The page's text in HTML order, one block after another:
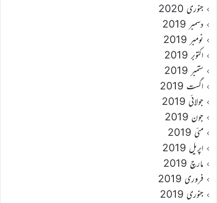
جنوری 2020
دسمبر 2019
نومبر 2019
اکتوبر 2019
ستمبر 2019
اگست 2019
جولائی 2019
جون 2019
مئی 2019
اپریل 2019
مارچ 2019
فروری 2019
جنوری 2019